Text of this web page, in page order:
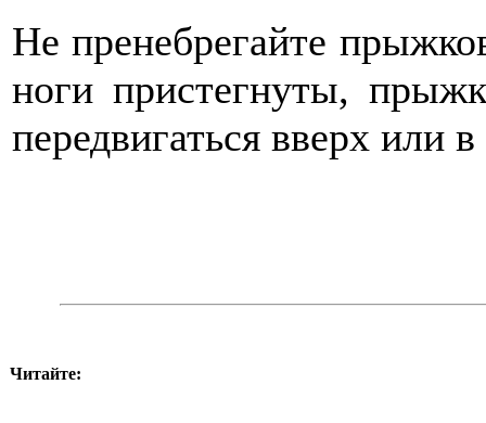
Не пренебрегайте
ноги пристегнуты,
передвигаться вверх или
Читайте: